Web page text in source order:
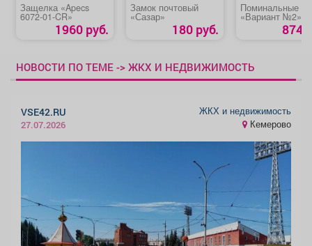
Защелка «Apecs
6072-01-CR»
1960 руб.
Замок почтовый
«Сазар»
180 руб.
Поминальные
«Вариант №2»
874
НОВОСТИ ПО ТЕМЕ -> ЖКХ И НЕДВИЖИМОСТЬ
VSE42.RU
27.07.2026
ЖКХ и недвижимость
Кемерово